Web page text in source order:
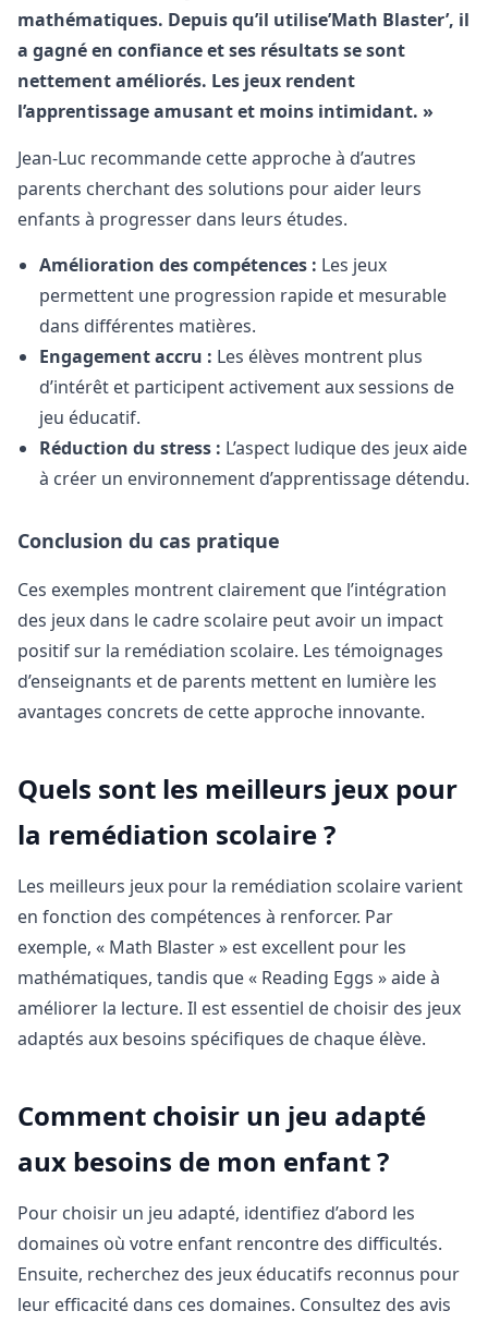
mathématiques. Depuis qu’il utilise’Math Blaster’, il
a gagné en confiance et ses résultats se sont
nettement améliorés. Les jeux rendent
l’apprentissage amusant et moins intimidant. »
Jean-Luc recommande cette approche à d’autres
parents cherchant des solutions pour aider leurs
enfants à progresser dans leurs études.
Amélioration des compétences : Les jeux
permettent une progression rapide et mesurable
dans différentes matières.
Engagement accru : Les élèves montrent plus
d’intérêt et participent activement aux sessions de
jeu éducatif.
Réduction du stress : L’aspect ludique des jeux aide
à créer un environnement d’apprentissage détendu.
Conclusion du cas pratique
Ces exemples montrent clairement que l’intégration
des jeux dans le cadre scolaire peut avoir un impact
positif sur la remédiation scolaire. Les témoignages
d’enseignants et de parents mettent en lumière les
avantages concrets de cette approche innovante.
Quels sont les meilleurs jeux pour
la remédiation scolaire ?
Les meilleurs jeux pour la remédiation scolaire varient
en fonction des compétences à renforcer. Par
exemple, « Math Blaster » est excellent pour les
mathématiques, tandis que « Reading Eggs » aide à
améliorer la lecture. Il est essentiel de choisir des jeux
adaptés aux besoins spécifiques de chaque élève.
Comment choisir un jeu adapté
aux besoins de mon enfant ?
Pour choisir un jeu adapté, identifiez d’abord les
domaines où votre enfant rencontre des difficultés.
Ensuite, recherchez des jeux éducatifs reconnus pour
leur efficacité dans ces domaines. Consultez des avis